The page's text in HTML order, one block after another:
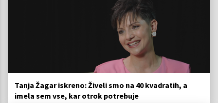
Tanja Žagar iskreno: Živeli smo na 40 kvadratih, a
imela sem vse, kar otrok potrebuje